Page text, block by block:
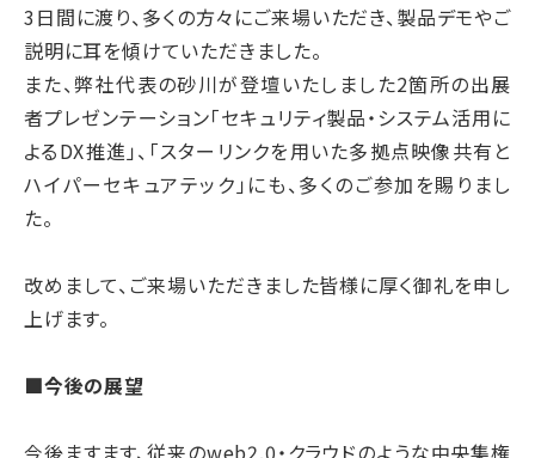
3日間に渡り、多くの方々にご来場いただき、製品デモやご
説明に耳を傾けていただきました。
また、弊社代表の砂川が登壇いたしました2箇所の出展
者プレゼンテーション「セキュリティ製品・システム活用に
よるDX推進」、「スターリンクを用いた多拠点映像共有と
ハイパーセキュアテック」にも、多くのご参加を賜りまし
た。
改めまして、ご来場いただきました皆様に厚く御礼を申し
上げます。
■今後の展望
今後ますます、従来のweb2.0・クラウドのような中央集権